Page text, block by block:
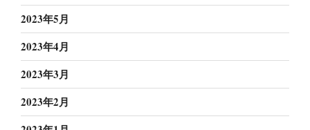
2023年5月
2023年4月
2023年3月
2023年2月